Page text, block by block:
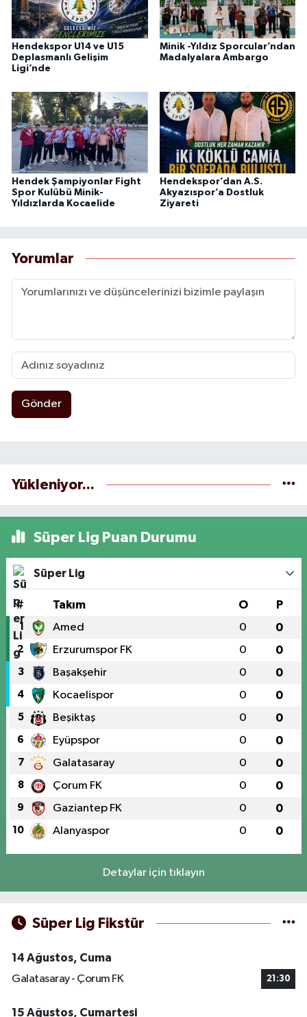
Hendekspor U14 ve U15
Deplasmanlı Gelişim
Ligi’nde
Minik -Yıldız Sporcular’ndan
Madalyalara Ambargo
Hendek Şampiyonlar Fight
Spor Kulübü Minik-
Yıldızlarda Kocaelide
Hendekspor’dan A.S.
Akyazıspor’a Dostluk
Ziyareti
Yorumlar
Gönder
Yükleniyor...
Süper Lig Puan Durumu
Süper Lig
# Takım O P
1 Amed 0 0
2 Erzurumspor FK 0 0
3 Başakşehir 0 0
4 Kocaelispor 0 0
5 Beşiktaş 0 0
6 Eyüpspor 0 0
7 Galatasaray 0 0
8 Çorum FK 0 0
9 Gaziantep FK 0 0
10 Alanyaspor 0 0
Detaylar için tıklayın
Süper Lig Fikstür
14 Ağustos, Cuma
Galatasaray - Çorum FK
21:30
15 Ağustos, Cumartesi